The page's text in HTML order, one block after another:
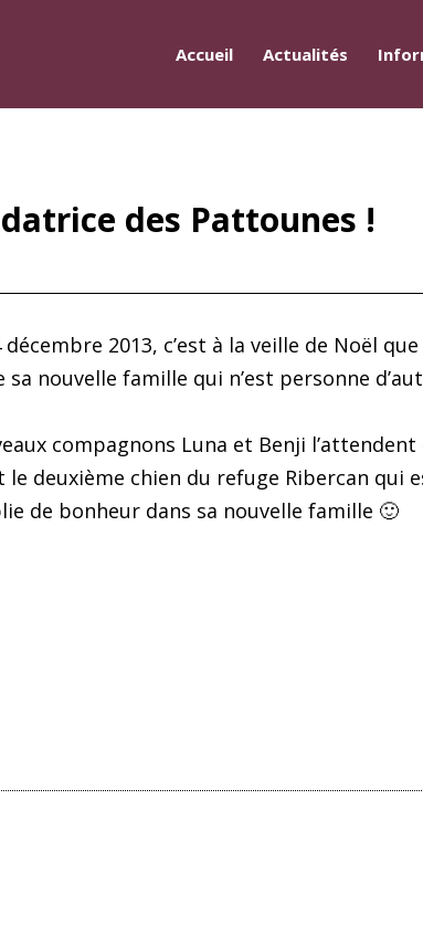
Accueil Actualités
des Pattounes !
décembre 2013, c’est à la veille de Noël
sa nouvelle famille qui n’est personne
compagnons Luna et Benji
le deuxième chien du refuge Ribercan qui
de bonheur dans sa nouvelle famille 🙂